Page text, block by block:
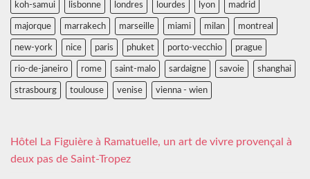
koh-samui lisbonne londres lourdes lyon madrid
majorque marrakech marseille miami milan montreal
new-york nice paris phuket porto-vecchio prague
rio-de-janeiro rome saint-malo sardaigne savoie shanghai
strasbourg toulouse venise vienna - wien
Hôtel La Figuière à Ramatuelle, un art de vivre provençal à
deux pas de Saint-Tropez